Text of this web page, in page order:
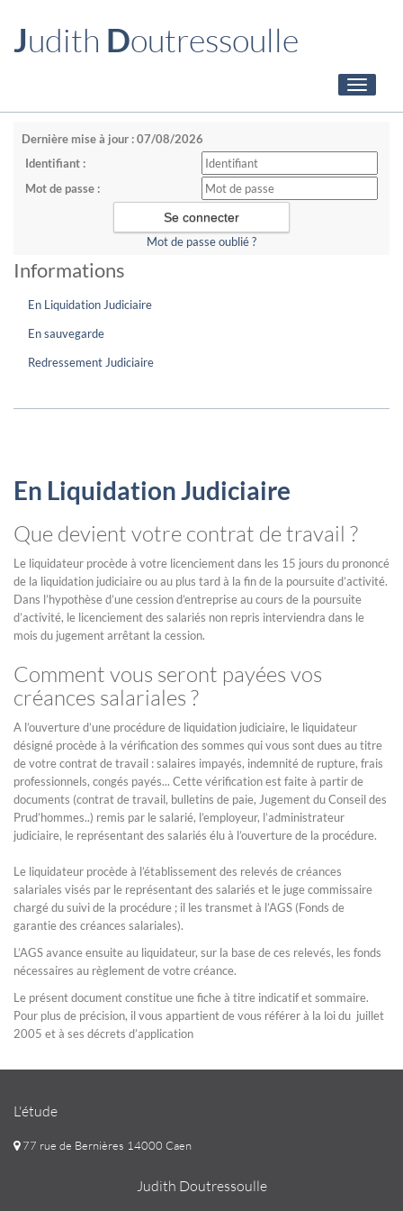
Judith Doutressoulle
Toggle
Dernière mise à jour : 07/08/2026
Identifiant :
Mot de passe :
Mot de passe oublié ?
Informations
En Liquidation Judiciaire
En sauvegarde
Redressement Judiciaire
En Liquidation Judiciaire
Que devient votre contrat de travail ?
Le liquidateur procède à votre licenciement dans les 15 jours du prononcé
de la liquidation judiciaire ou au plus tard à la fin de la poursuite d’activité.
Dans l’hypothèse d’une cession d’entreprise au cours de la poursuite
d’activité, le licenciement des salariés non repris interviendra dans le
mois du jugement arrêtant la cession.
Comment vous seront payées vos
créances salariales ?
A l’ouverture d’une procédure de liquidation judiciaire, le liquidateur
désigné procède à la vérification des sommes qui vous sont dues au titre
de votre contrat de travail : salaires impayés, indemnité de rupture, frais
professionnels, congés payés... Cette vérification est faite à partir de
documents (contrat de travail, bulletins de paie, Jugement du Conseil des
Prud’hommes..) remis par le salarié, l’employeur, l’administrateur
judiciaire, le représentant des salariés élu à l’ouverture de la procédure.
Le liquidateur procède à l’établissement des relevés de créances
salariales visés par le représentant des salariés et le juge commissaire
chargé du suivi de la procédure ; il les transmet à l’AGS (Fonds de
garantie des créances salariales).
L’AGS avance ensuite au liquidateur, sur la base de ces relevés, les fonds
nécessaires au règlement de votre créance.
Le présent document constitue une fiche à titre indicatif et sommaire.
Pour plus de précision, il vous appartient de vous référer à la loi du juillet
2005 et à ses décrets d’application
L'étude
77 rue de Bernières 14000 Caen
Judith Doutressoulle